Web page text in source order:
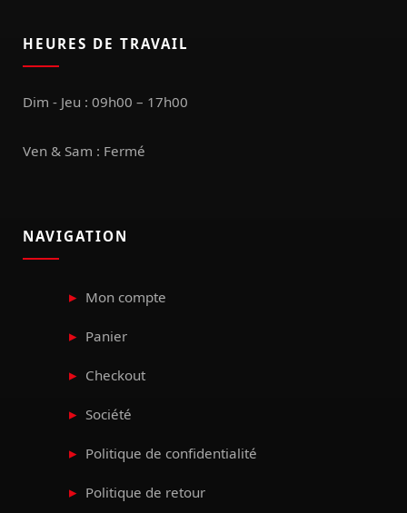
HEURES DE TRAVAIL
Dim - Jeu : 09h00 – 17h00
Ven & Sam : Fermé
NAVIGATION
Mon compte
Panier
Checkout
Société
Politique de confidentialité
Politique de retour